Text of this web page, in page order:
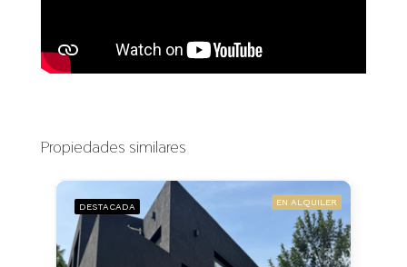
Propiedades similares
DESTACADA EN ALQUILER